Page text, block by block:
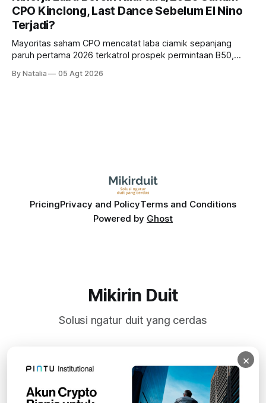
CPO Kinclong, Last Dance Sebelum El Nino
Terjadi?
Mayoritas saham CPO mencatat laba ciamik sepanjang
paruh pertama 2026 terkatrol prospek permintaan B50,
diprediksi semakin terlihat mendekati 2027. Kira-kira gimana
By Natalia 05 Agt 2026
PricingPrivacy and PolicyTerms and Conditions
Powered by Ghost
Mikirin Duit
Solusi ngatur duit yang cerdas
Subscribe
×